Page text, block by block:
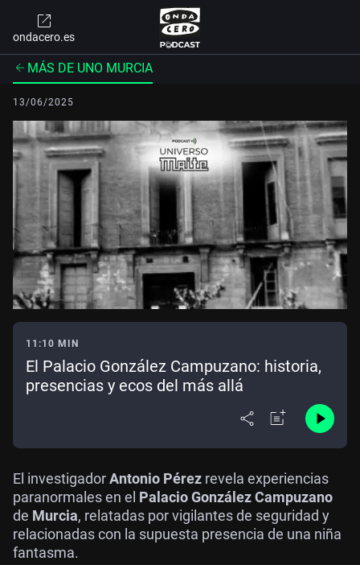
ondacero.es
MÁS DE UNO MURCIA
13/06/2025
11:10 MIN
El Palacio González Campuzano: historia,
presencias y ecos del más allá
El investigadorAntonio Pérez revela experiencias
paranormales en el Palacio González Campuzano
de Murcia, relatadas por vigilantes de seguridad y
relacionadas con la supuesta presencia de una niña
fantasma.